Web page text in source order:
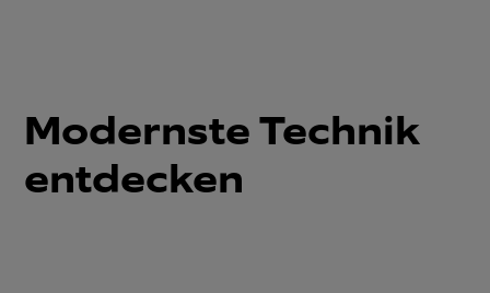
Modernste Technik
entdecken